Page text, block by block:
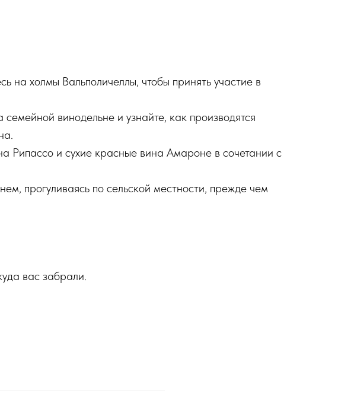
на холмы Вальполичеллы, чтобы принять участие в
винодельне и узнайте, как производятся
Рипассо и сухие красные вина Амароне в сочетании с
прогуливаясь по сельской местности, прежде чем
вас забрали.